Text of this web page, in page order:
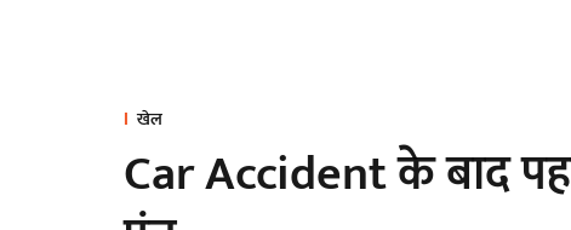
खेल
Car Accident के बाद